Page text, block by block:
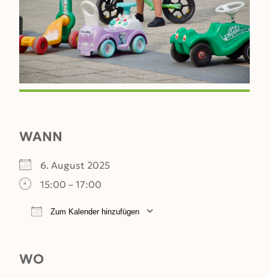
WANN
6. August 2025
15:00 – 17:00
Zum Kalender hinzufügen
WO